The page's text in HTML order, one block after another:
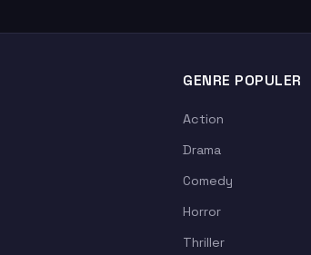
GENRE POPULER
Action
Drama
Comedy
Horror
Thriller